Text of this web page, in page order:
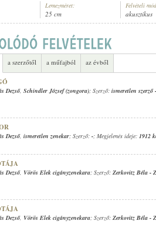
DEZSŐ ISMERETLEN ZENEKAR
Lemezméret:
25 cm
Felvételi
akusztikus
a szerzőtől a műfajból az évből
Dezső, Schindler József (zongora); Szerző: ismeretlen szerző-
Dezső, ismeretlen zenekar; Szerző: -; Megjelenés ideje: 1912
Dezső, Vörös Elek cigányzenekara; Szerző: Zerkovitz Béla -
Dezső, Vörös Elek cigányzenekara; Szerző: Zerkovitz Béla -